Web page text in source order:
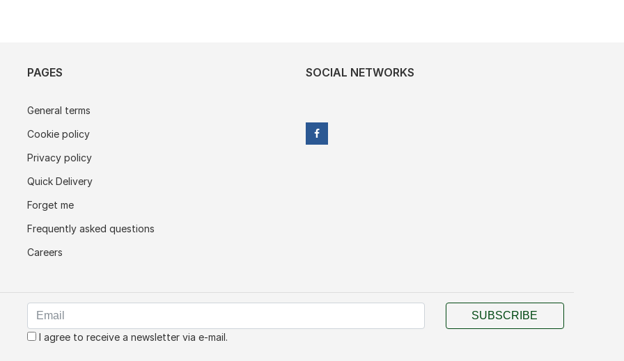
PAGES
General terms
Cookie policy
Privacy policy
Quick Delivery
Forget me
Frequently asked questions
Careers
SOCIAL NETWORKS
I agree to receive a newsletter via e-mail.
SUBSCRIBE